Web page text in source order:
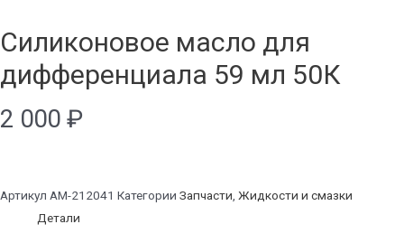
Силиконовое масло для
дифференциала 59 мл 50К
2 000 ₽
Артикул AM-212041 Категории Запчасти, Жидкости и смазки
Детали